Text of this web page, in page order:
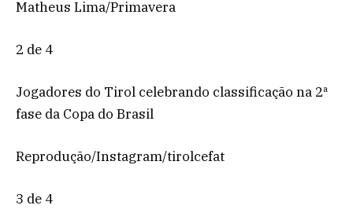
Matheus Lima/Primavera
2 de 4
Jogadores do Tirol celebrando classificação na 2ª
fase da Copa do Brasil
Reprodução/Instagram/tirolcefat
3 de 4